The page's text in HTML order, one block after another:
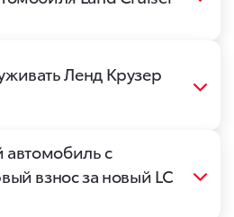
Ленд Крузер
автомобиль с
взнос за новый LC